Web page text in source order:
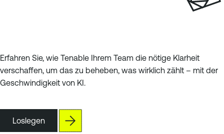
Erfahren Sie, wie Tenable Ihrem Team die nötige Klarheit
verschaffen, um das zu beheben, was wirklich zählt – mit der
Geschwindigkeit von KI.
Loslegen